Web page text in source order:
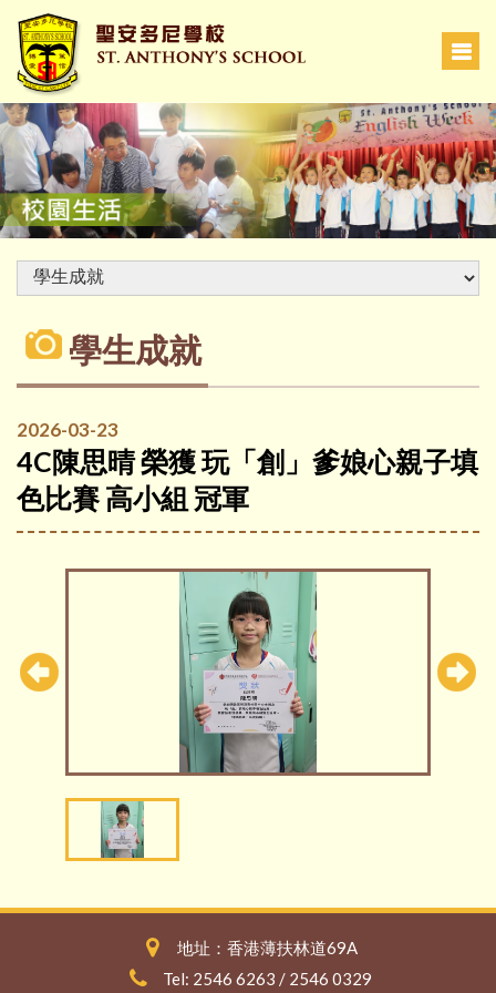
學生成就
2026-03-23
4C陳思晴 榮獲 玩「創」爹娘心親子填
色比賽 高小組 冠軍
地址：香港薄扶林道69A
Tel: 2546 6263 / 2546 0329